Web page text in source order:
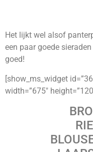
Het lijkt wel alsof
een paar goede
goed!
[show_ms_widget
width=”675″